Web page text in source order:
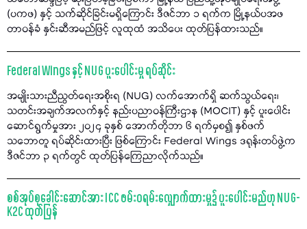
(ပကဖ) နှင့် သက်ဆိုင်ခြင်းမရှိကြောင်း ဒီဇင်ဘာ ၁ ရက်က မြို့နယ်ပအဖ
တာဝန်ခံ နှင်းဆီအမည်ဖြင့် လူထုထံ အသိပေး ထုတ်ပြန်ထားသည်။
Federal Wings နှင့် NUG ပူးပေါင်းမှု ရပ်ဆိုင်း
အမျိုးသားညီညွတ်ရေးအစိုးရ (NUG) လက်အောက်ရှိ ဆက်သွယ်ရေး၊
သတင်းအချက်အလက်နှင့် နည်းပညာဝန်ကြီးဌာန (MOCIT) နှင့် ပူးပေါင်း
ဆောင်ရွက်မှုအား ၂၀၂၄ ခုနှစ် အောက်တိုဘာ ၆ ရက်မှစ၍ နှစ်ဖက်
သဘောတူ ရပ်ဆိုင်းထားပြီး ဖြစ်ကြောင်း Federal Wings ဒရုန်းတပ်ဖွဲ့က
ဒီဇင်ဘာ ၃ ရက်တွင် ထုတ်ပြန်ကြေညာလိုက်သည်။
စစ်အုပ်စုခေါင်းဆောင်အား ICC ဖမ်းဝရမ်းလျှောက်ထားမှု၌ ပူးပေါင်းမည်ဟု NUG-
K2C ထုတ်ပြန်